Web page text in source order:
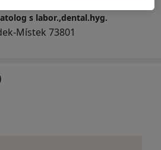
s labor.,dental.hyg.
Místek 73801